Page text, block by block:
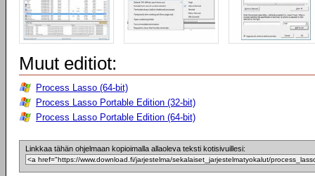
Muut editiot:
Process Lasso (64-bit)
Process Lasso Portable Edition (32-bit)
Process Lasso Portable Edition (64-bit)
Linkkaa tähän ohjelmaan kopioimalla allaoleva teksti kotisivuillesi: